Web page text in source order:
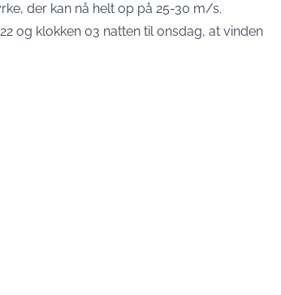
der kan nå helt op på 25-30 m/s.
og klokken 03 natten til onsdag, at vinden